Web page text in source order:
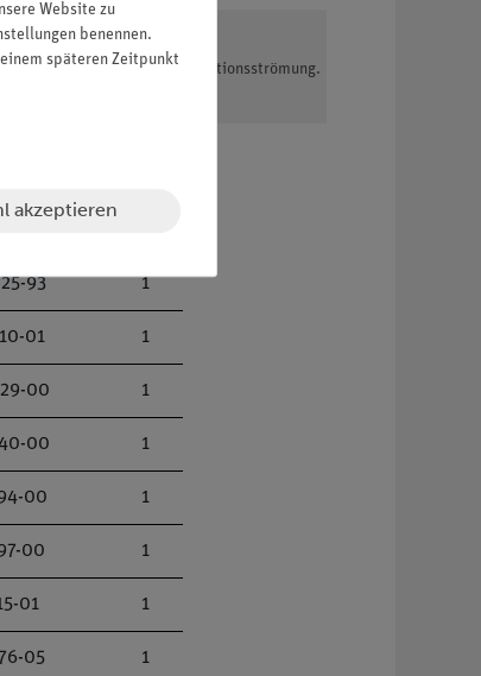
Es kommt zu einer Zirkulationsströmung.
93 1
01 1
00 1
00 1
00 1
00 1
01 1
05 1
Website zu
benennen.
späteren Zeitpunkt
akzeptieren